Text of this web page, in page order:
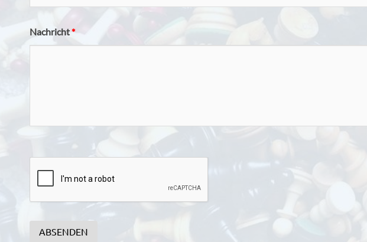
Nachricht*